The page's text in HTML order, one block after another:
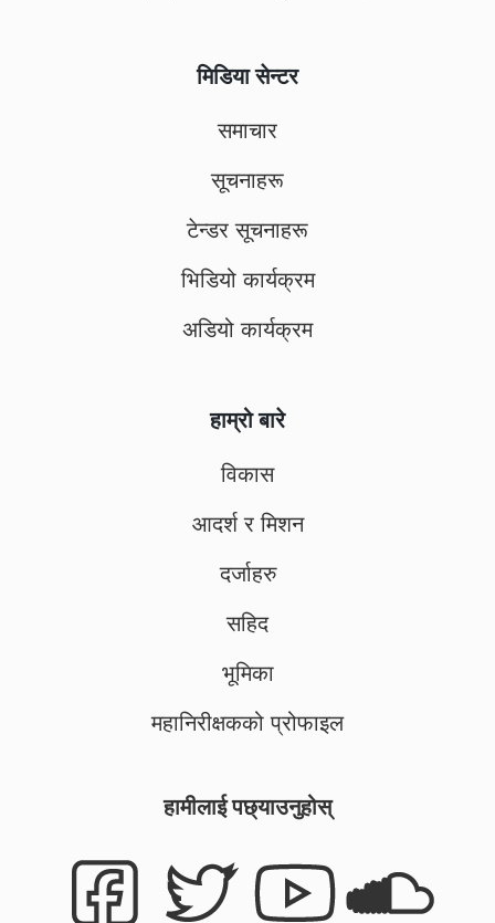
मिडिया सेन्टर
समाचार
सूचनाहरू
टेन्डर सूचनाहरू
भिडियो कार्यक्रम
अडियो कार्यक्रम
हाम्रो बारे
विकास
आदर्श र मिशन
दर्जाहरु
सहिद
भूमिका
महानिरीक्षकको प्रोफाइल
हामीलाई पछ्याउनुहोस्